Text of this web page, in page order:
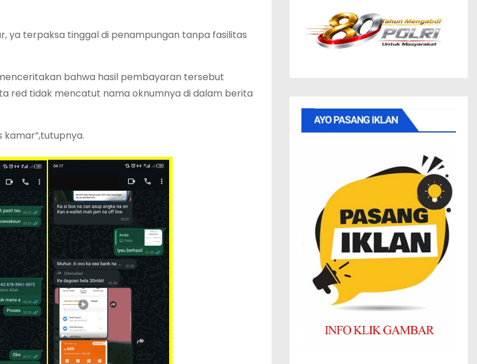
ya terpaksa tinggal di penampungan tanpa fasilitas
bahwa hasil pembayaran tersebut
red tidak mencatut nama oknumnya di dalam berita
kamar”,tutupnya.